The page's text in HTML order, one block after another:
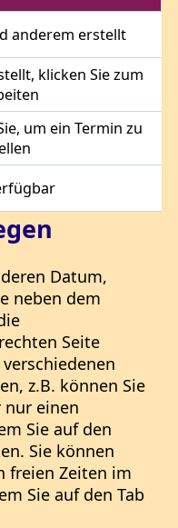
anderem erstellt
klicken Sie zum
um ein Termin zu
Datum,
neben dem
Seite
z.B. können Sie
nur einen
Sie auf den
Sie können
freien Zeiten im
Sie auf den Tab